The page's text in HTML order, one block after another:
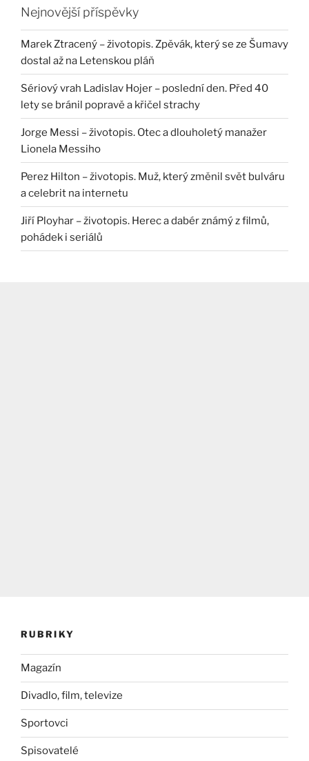
Nejnovější příspěvky
Marek Ztracený – životopis. Zpěvák, který se ze Šumavy
dostal až na Letenskou pláň
Sériový vrah Ladislav Hojer – poslední den. Před 40
lety se bránil popravě a křičel strachy
Jorge Messi – životopis. Otec a dlouholetý manažer
Lionela Messiho
Perez Hilton – životopis. Muž, který změnil svět bulváru
a celebrit na internetu
Jiří Ployhar – životopis. Herec a dabér známý z filmů,
pohádek i seriálů
RUBRIKY
Magazín
Divadlo, film, televize
Sportovci
Spisovatelé